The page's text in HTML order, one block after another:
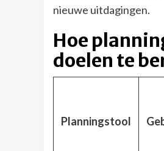
nieuwe uitdagingen.
Hoe
doelen te
Planningstool